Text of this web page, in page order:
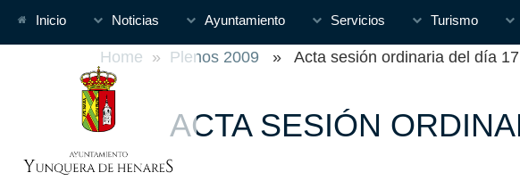
Inicio Noticias Ayuntamiento Servicios Turismo
Home » Plenos 2009 » Acta sesión ordinaria del día
ACTA SESIÓN